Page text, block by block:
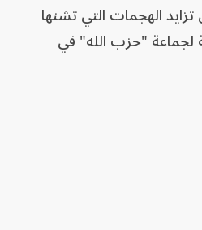
الهجمات التي تشنها
لجماعة "حزب الله" في